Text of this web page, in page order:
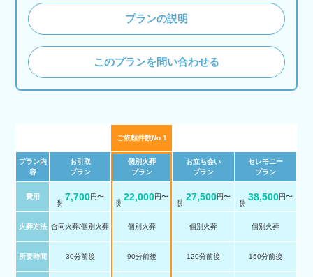
プランの説明
このプランを問い合わせる
ご依頼件数No.1
プラン内
容
お引取
プラン
個別火葬
プラン
お立ち会い
プラン
セレモニー
プラン
費用 7,700円〜 22,000円〜 27,500円〜 38,500円〜
火葬方法 合同火葬/個別火葬 個別火葬 個別火葬 個別火葬
所要時間 30分前後 90分前後 120分前後 150分前後